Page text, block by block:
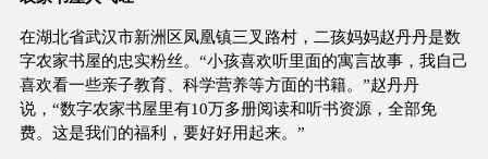
在湖北省武汉市新洲区凤凰镇三叉路村，二孩妈妈赵丹丹是数
字农家书屋的忠实粉丝。“小孩喜欢听里面的寓言故事，我自己
喜欢看一些亲子教育、科学营养等方面的书籍。”赵丹丹
说，“数字农家书屋里有10万多册阅读和听书资源，全部免
费。这是我们的福利，要好好用起来。”